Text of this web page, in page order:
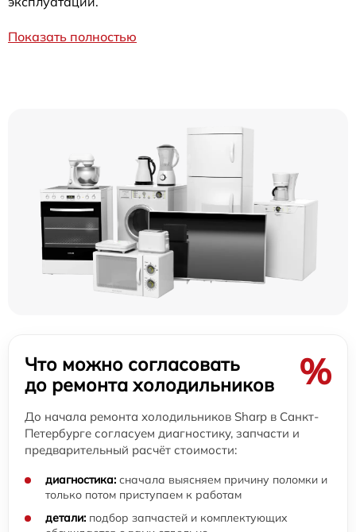
Показать полностью
Что можно согласовать
до ремонта холодильников
%
До начала ремонта холодильников Sharp в Санкт-
Петербурге согласуем диагностику, запчасти и
предварительный расчёт стоимости:
диагностика: сначала выясняем причину поломки и
только потом приступаем к работам
детали: подбор запчастей и комплектующих